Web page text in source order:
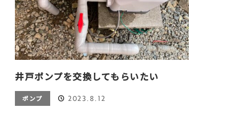
井戸ポンプを交換してもらいたい
ポンプ 2023.8.12